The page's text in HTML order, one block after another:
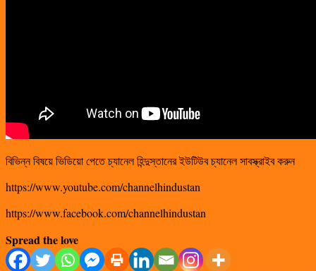
বিভিন্ন বিষয়ে ভিডিয়ো পেতে চ্যানেল হিন্দুস্তানের ইউটিউব চ্যানেল সাবস্ক্রাইব করুন
https://www.youtube.com/channelhindustan
https://www.facebook.com/channelhindustan
Spread the love